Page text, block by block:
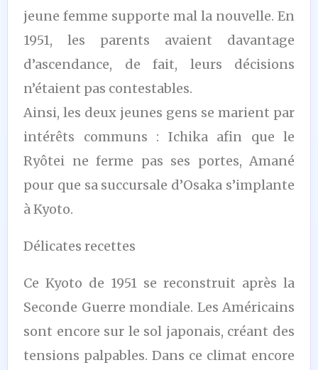
jeune femme supporte mal la nouvelle. En
1951, les parents avaient davantage
d’ascendance, de fait, leurs décisions
n’étaient pas contestables.
Ainsi, les deux jeunes gens se marient par
intérêts communs : Ichika afin que le
Ryôtei ne ferme pas ses portes, Amané
pour que sa succursale d’Osaka s’implante
à Kyoto.
Délicates recettes
Ce Kyoto de 1951 se reconstruit après la
Seconde Guerre mondiale. Les Américains
sont encore sur le sol japonais, créant des
tensions palpables. Dans ce climat encore